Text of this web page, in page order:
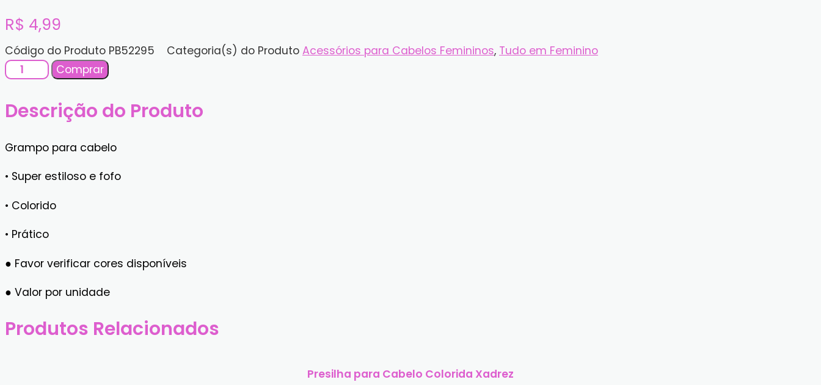
R$ 4,99
Código do Produto PB52295 Categoria(s) do Produto Acessórios para Cabelos Femininos, Tudo em Feminino
Grampo
Estiloso
quantidade
Comprar
Descrição do Produto
Grampo para cabelo
• Super estiloso e fofo
• Colorido
• Prático
● Favor verificar cores disponíveis
● Valor por unidade
Produtos Relacionados
Presilha para Cabelo Colorida Xadrez